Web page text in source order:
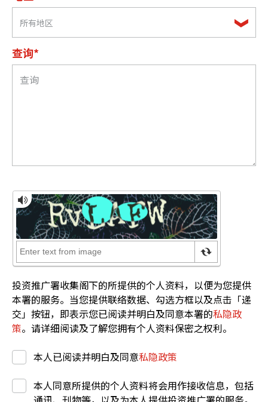
所有地区
查询*
投资推广署收集阁下的所提供的个人资料，以便为您提供
本署的服务。当您提供联络数据、勾选方框以及点击「递
交」按钮，即表示您已阅读并明白及同意本署的私隐政
策。请详细阅读及了解您拥有个人资料保密之权利。
本人已阅读并明白及同意私隐政策
本人同意所提供的个人资料将会用作接收信息，包括